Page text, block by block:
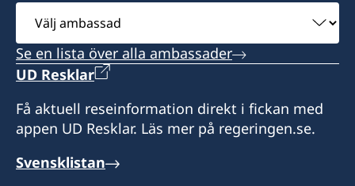
Consulate of Sweden in Almaty
Dostyk 248-B, room 202, 203
Almaty, 050059
Honorärkonsul
Nurlan Izmailov
Välj
ambassad
Se en lista över alla ambassader
UD Resklar
Få aktuell reseinformation direkt i fickan med
appen UD Resklar. Läs mer på regeringen.se.
Svensklistan